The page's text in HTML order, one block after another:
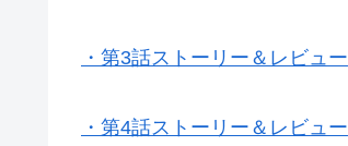
・第3話ストーリー＆レビュー
・第4話ストーリー＆レビュー